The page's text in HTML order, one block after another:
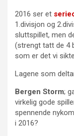
2016 ser et
1.divisjon og
sluttspillet, men
(strengt tatt de 4
som er det vi
Lagene som
Bergen Storm;
virkelig gode
spennende
i 2016?